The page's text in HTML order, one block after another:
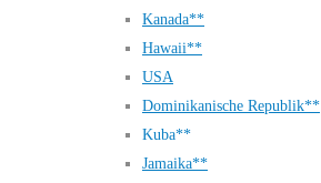
Kanada**
Hawaii**
USA
Dominikanische Republik**
Kuba**
Jamaika**